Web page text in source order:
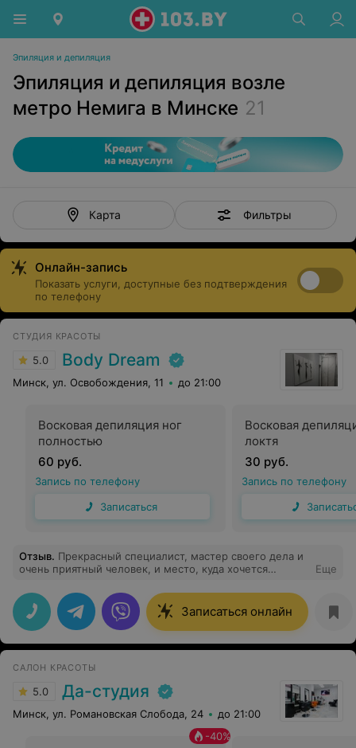
Эпиляция и депиляция
Эпиляция и депиляция возле
метро Немига в Минске 21
Карта Фильтры
Онлайн-запись
Показать услуги, доступные без подтверждения
по телефону
СТУДИЯ КРАСОТЫ
5.0 Body Dream
Минск, ул. Освобождения, 11 до 21:00
Восковая депиляция ног
полностью
60 руб.
Запись по телефону
Записаться
Восковая
локтя
30 руб.
Запись по телефону
Отзыв. Прекрасный специалист, мастер своего дела и
очень приятный человек, и место, куда хочется
Еще
Записаться онлайн
САЛОН КРАСОТЫ
5.0 Да-студия
Минск, ул. Романовская Слобода, 24 до 21:00
-40%